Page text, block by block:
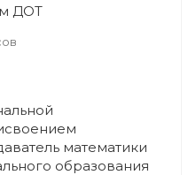
ДОТ
математики
образования